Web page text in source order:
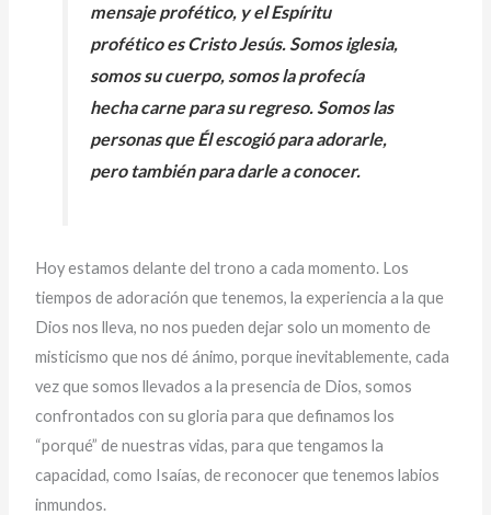
mensaje profético, y el Espíritu
profético es Cristo Jesús. Somos iglesia,
somos su cuerpo, somos la profecía
hecha carne para su regreso. Somos las
personas que Él escogió para adorarle,
pero también para darle a conocer.
Hoy estamos delante del trono a cada momento. Los
tiempos de adoración que tenemos, la experiencia a la que
Dios nos lleva, no nos pueden dejar solo un momento de
misticismo que nos dé ánimo, porque inevitablemente, cada
vez que somos llevados a la presencia de Dios, somos
confrontados con su gloria para que definamos los
“porqué” de nuestras vidas, para que tengamos la
capacidad, como Isaías, de reconocer que tenemos labios
inmundos.